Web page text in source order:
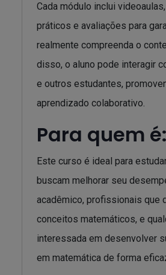
Cada módulo inclui
práticos e avaliações para
realmente compreenda o
disso, o aluno pode interagir
e outros estudantes,
aprendizado colaborativo.
Para quem é:
Este curso é ideal para
buscam melhorar seu
acadêmico, profissionais que
conceitos matemáticos, e
interessada em desenvolver
em matemática de forma